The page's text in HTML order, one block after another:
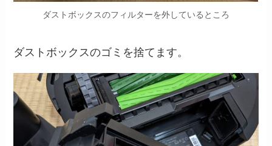
ダストボックスのフィルターを外しているところ
ダストボックスのゴミを捨てます。